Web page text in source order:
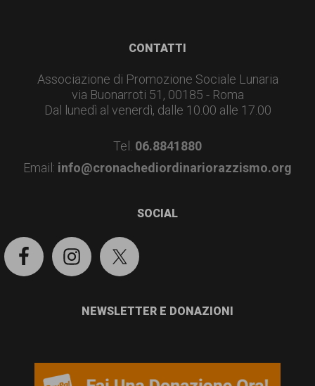
CONTATTI
Associazione di Promozione Sociale Lunaria
via Buonarroti 51, 00185 - Roma
Dal lunedì al venerdì, dalle 10.00 alle 17.00
Tel. 06.8841880
Email: info@cronachediordinariorazzismo.org
SOCIAL
NEWSLETTER E DONAZIONI